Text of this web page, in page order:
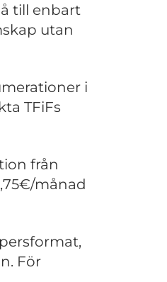
till enbart
utan
i
TFiFs
från
månad
För